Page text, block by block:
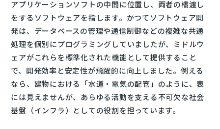
アプリケーションソフトの中間に位置し、両者の橋渡し
をするソフトウェアを指します。かつてソフトウェア開
発は、データベースの管理や通信制御などの複雑な共通
処理を個別にプログラミングしていましたが、ミドルウ
ェアがこれらを標準化された機能として提供すること
で、開発効率と安定性が飛躍的に向上しました。例える
なら、建物における「水道・電気の配管」のように、表
には見えませんが、あらゆる活動を支える不可欠な社会
基盤（インフラ）としての役割を担っています。